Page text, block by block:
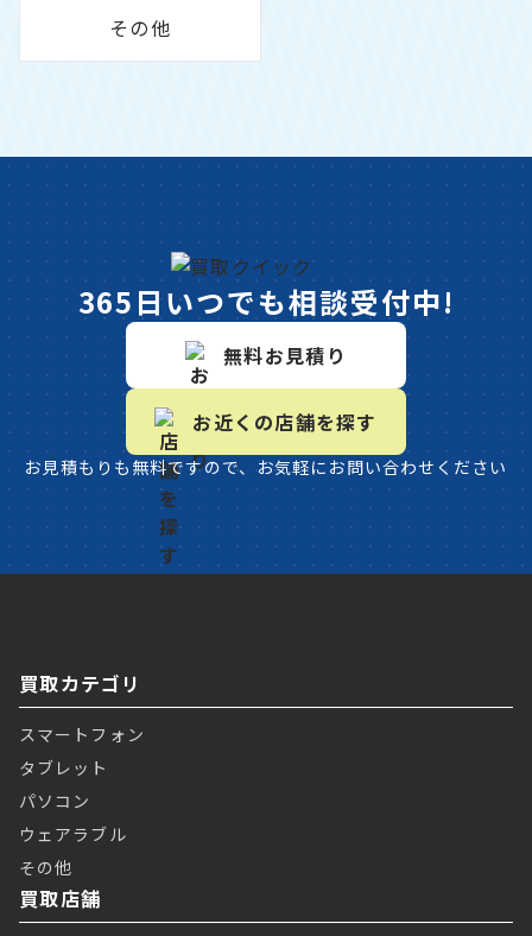
その他
365日いつでも相談受付中!
無料お見積り
お近くの店舗を探す
お見積もりも無料ですので、お気軽にお問い合わせください
買取カテゴリ
スマートフォン
タブレット
パソコン
ウェアラブル
その他
買取店舗